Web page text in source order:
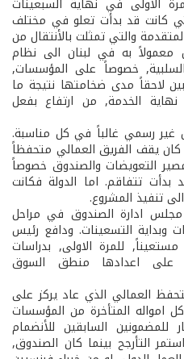
الاولى في نهاية السبعينات
كانت قد بدأت تعلو في مختلف
والتي تمثلت بالأنتقال من
معمولاً به في لبنان الى نظام
السلبية, خصوصاً على المؤسسات,
لاحقاً مدى ضخامتها نتيجة ما
نهاية الخدمة, من ارتفاع بفعل
رسمي غالباً في كل مناسبة.
كان يقف الفريق العمالي متحفظاً
التعويضات والصندوق خصوصاً
بدأت تتفاقم. اما الدولة فكانت
تنفيذ المشروع.
ادارة الصندوق في مراحل
وبداية التسعينات. ودافع رئيس
للمرة الاولى, بدراسات
على اعدادها منطق السوق
العمالي الذي عاد يركز على
امواله المتأخرة من المؤسسات
للمضمونين السابقين للأنضمام
التأرجح بينما كان الصندوق,